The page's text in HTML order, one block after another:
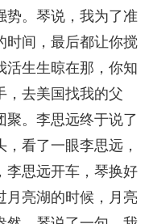
势。琴说，我为了准
时间，最后都让你搅
活生生晾在那，你知
，去美国找我的父
聚。李思远终于说了
看了一眼李思远，
李思远开车，琴换好
月亮湖的时候，月亮